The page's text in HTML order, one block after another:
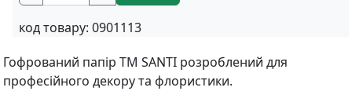
код товару: 0901113
Гофрований папір TM SANTI розроблений для
професійного декору та флористики.